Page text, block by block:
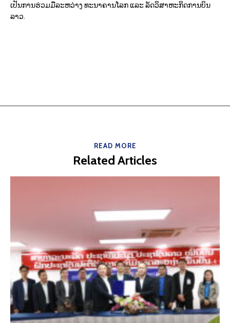
ເປັນການຮ່ວມມືລະຫວ່າງ ທະນາຄານໂລກ ແລະ ລັດວິສາຫະກິດການບິນ
ລາວ.
READ MORE
Related Articles